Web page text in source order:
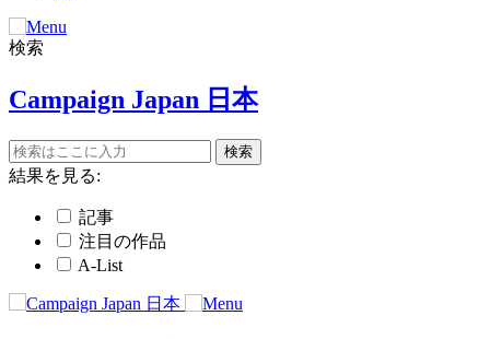
検索
Campaign Japan 日本
結果を見る:
記事
注目の作品
A-List